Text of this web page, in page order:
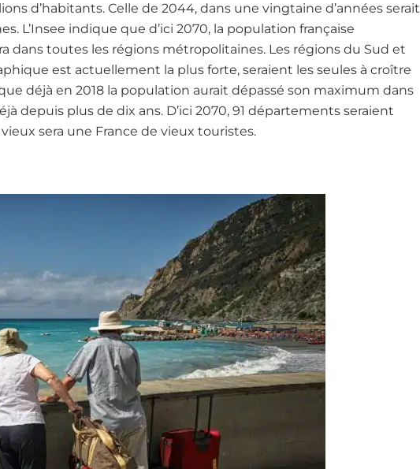
d’habitants. Celle de 2044, dans une vingtaine d’années serait
L’Insee indique que d’ici 2070, la population française
dans toutes les régions métropolitaines. Les régions du Sud et
est actuellement la plus forte, seraient les seules à croître
déjà en 2018 la population aurait dépassé son maximum dans
depuis plus de dix ans. D’ici 2070, 91 départements seraient
sera une France de vieux touristes.